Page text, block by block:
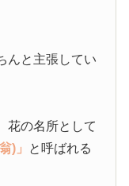
んと主張してい
花の名所として
)」 と呼ばれる